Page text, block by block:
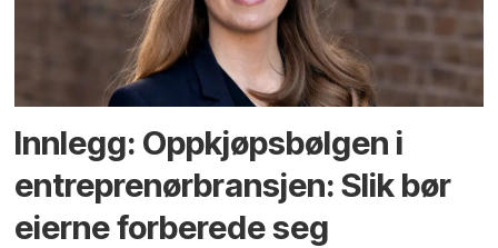
Innlegg: Oppkjøps­bølgen i
entreprenør­bransjen: Slik bør
eierne forberede seg